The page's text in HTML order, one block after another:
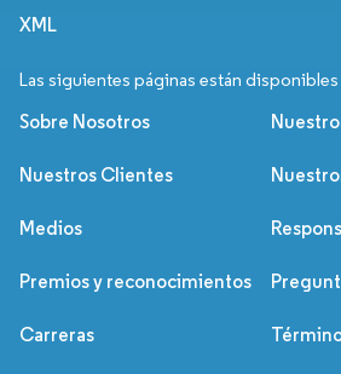
XML
Las siguientes páginas están
Sobre Nosotros
Nuestros Clientes
Medios
Premios y reconocimientos
Carreras